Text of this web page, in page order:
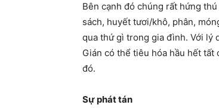
Bên cạnh đó chúng rất hứng
sách, huyết tươi/khô, phân,
qua thứ gì trong gia đình. Với lý
Gián có thể tiêu hóa hầu hết tất
đó.
Sự phát tán